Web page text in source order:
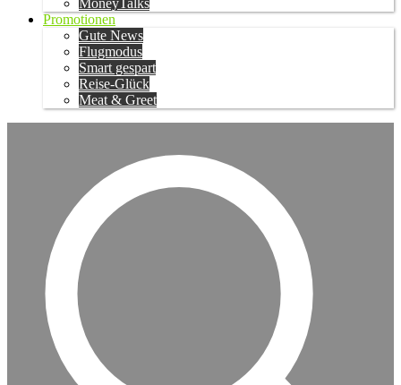
MoneyTalks
Promotionen
Gute News
Flugmodus
Smart gespart
Reise-Glück
Meat & Greet